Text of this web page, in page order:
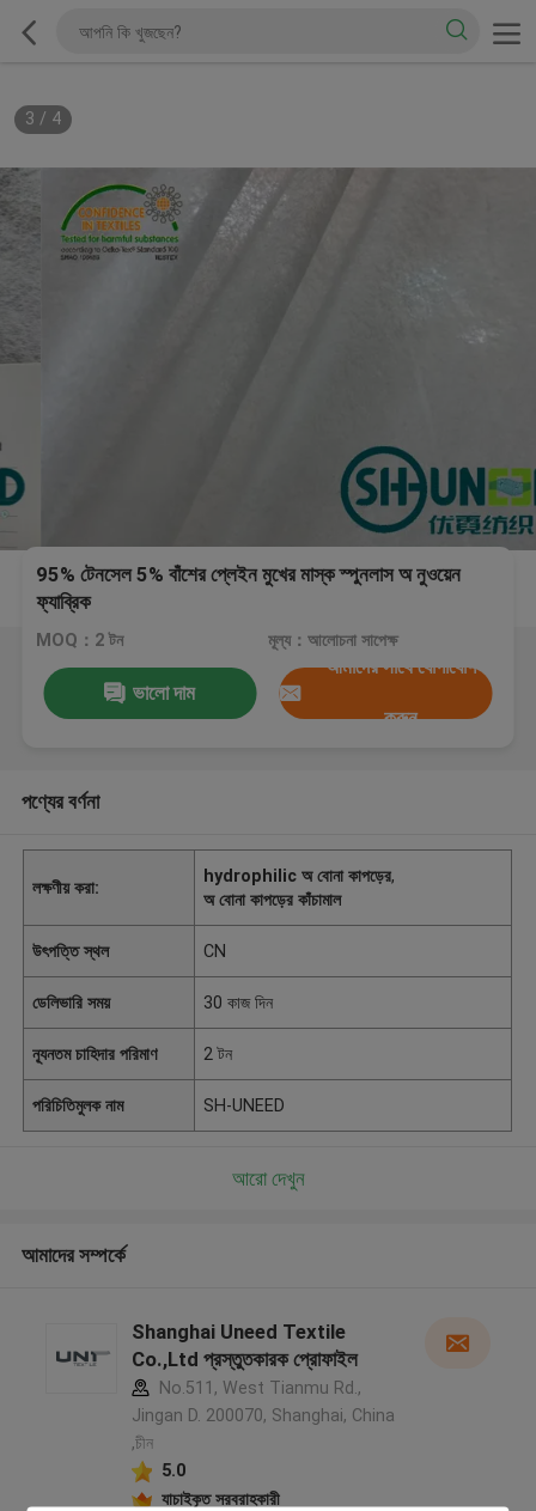
3 / 4
95% টেনসেল 5% বাঁশের প্লেইন মুখের মাস্ক স্পুনলাস অ নুওয়েন
ফ্যাব্রিক
MOQ：2 টন মূল্য：আলোচনা সাপেক্ষ
ভালো দাম
আমাদের সাথে যোগাযোগ
করুন
পণ্যের বর্ণনা
লক্ষণীয় করা:
hydrophilic অ বোনা কাপড়ের,
অ বোনা কাপড়ের কাঁচামাল
উৎপত্তি স্থল CN
ডেলিভারি সময় 30 কাজ দিন
ন্যূনতম চাহিদার পরিমাণ 2 টন
পরিচিতিমুলক নাম SH-UNEED
আরো দেখুন
আমাদের সম্পর্কে
Shanghai Uneed Textile
Co.,Ltd প্রস্তুতকারক প্রোফাইল
No.511, West Tianmu Rd.,
Jingan D. 200070, Shanghai, China
,চীন
5.0
যাচাইকৃত সরবরাহকারী